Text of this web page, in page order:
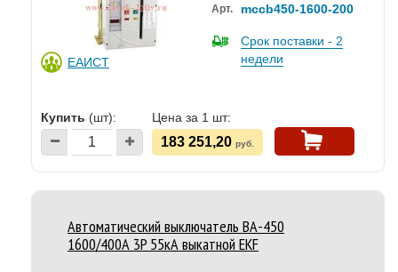
ЕАИСТ
Арт. mccb450-1600-200
Срок поставки - 2
недели
Купить (шт): Цена за 1 шт:
183 251,20 руб.
Автоматический выключатель ВА-450
1600/400А 3P 55кА выкатной EKF